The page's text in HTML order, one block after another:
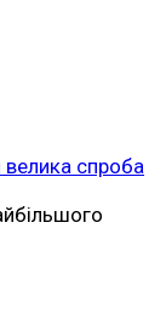
спроба